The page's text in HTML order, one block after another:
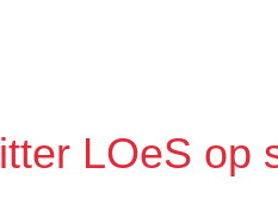
LOeS op